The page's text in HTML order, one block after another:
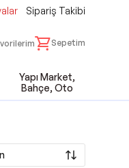
Sipariş Takibi
Sepetim
Yapı Market,
Bahçe, Oto